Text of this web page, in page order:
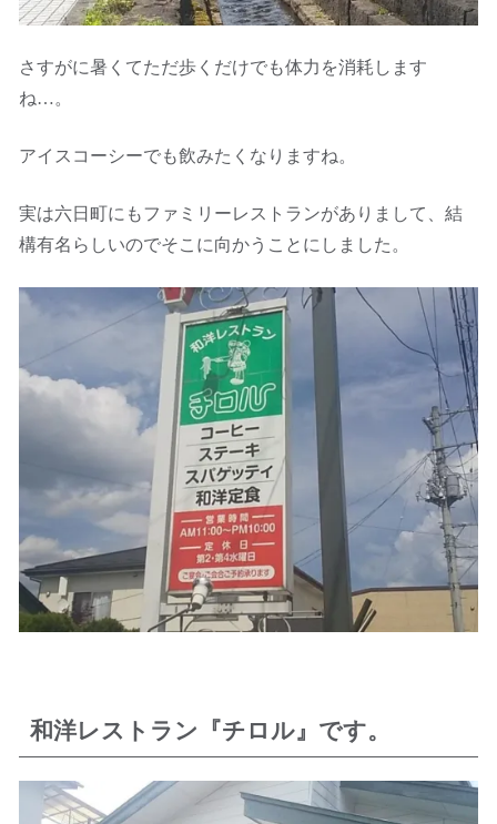
さすがに暑くてただ歩くだけでも体力を消耗します
ね…。
アイスコーシーでも飲みたくなりますね。
実は六日町にもファミリーレストランがありまして、結
構有名らしいのでそこに向かうことにしました。
和洋レストラン『チロル』です。